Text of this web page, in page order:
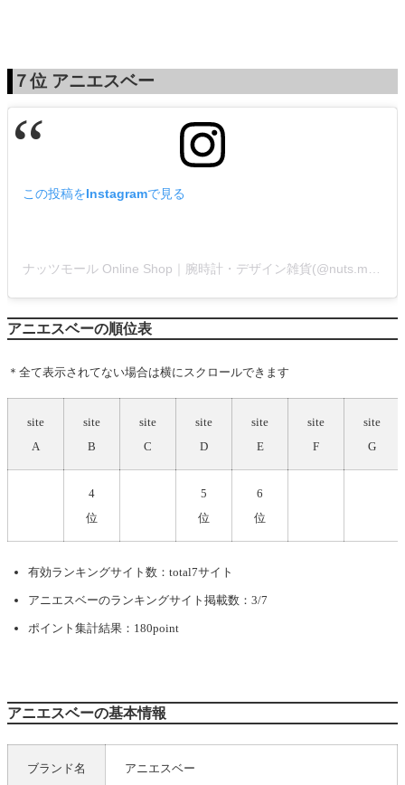
７位 アニエスベー
この投稿をInstagramで見る
アニエスベーの順位表
＊全て表示されてない場合は横にスクロールできます
site
A
site
B
site
C
site
D
site
E
site
F
site
G
4
位
5
位
6
位
有効ランキングサイト数：total7サイト
アニエスベーのランキングサイト掲載数：3/7
ポイント集計結果：180point
アニエスベーの基本情報
ブランド名 アニエスベー